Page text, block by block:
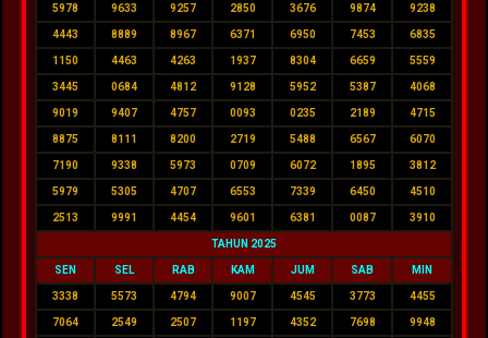
5978 9633 9257 2850 3676 9874 9238
4443 8889 8967 6371 6950 7453 6835
1150 4463 4263 1937 8304 6659 5559
3445 0684 4812 9128 5952 5387 4068
9019 9407 4757 0093 0235 2189 4715
8875 8111 8200 2719 5488 6567 6070
7190 9338 5973 0709 6072 1895 3812
5979 5305 4707 6553 7339 6450 4510
2513 9991 4454 9601 6381 0087 3910
TAHUN 2025
SEN SEL RAB KAM JUM SAB MIN
3338 5573 4794 9007 4545 3773 4455
7064 2549 2507 1197 4352 7698 9948